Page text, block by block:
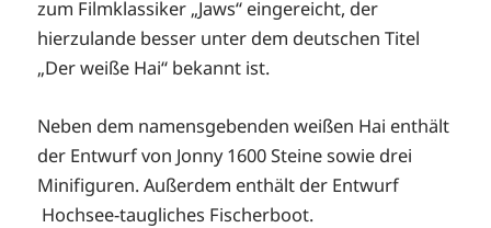
zum Filmklassiker „Jaws“ eingereicht, der
hierzulande besser unter dem deutschen Titel
„Der weiße Hai“ bekannt ist.
Neben dem namensgebenden weißen Hai enthält
der Entwurf von Jonny 1600 Steine sowie drei
Minifiguren. Außerdem enthält der Entwurf
Hochsee-taugliches Fischerboot.